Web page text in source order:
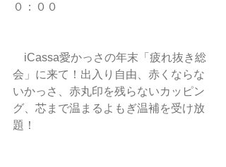
０：００
iCassa愛かっさの年末「疲れ抜き総
会」に来て！出入り自由、赤くならな
いかっさ、赤丸印を残らないカッピン
グ、芯まで温まるよもぎ温補を受け放
題！